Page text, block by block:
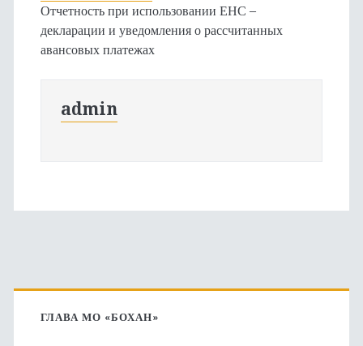
Отчетность при использовании ЕНС –
декларации и уведомления о рассчитанных
авансовых платежах
admin
Основная
боковая
ГЛАВА МО «БОХАН»